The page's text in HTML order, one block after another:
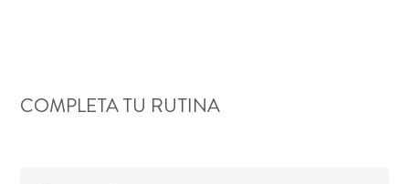
COMPLETA TU RUTINA